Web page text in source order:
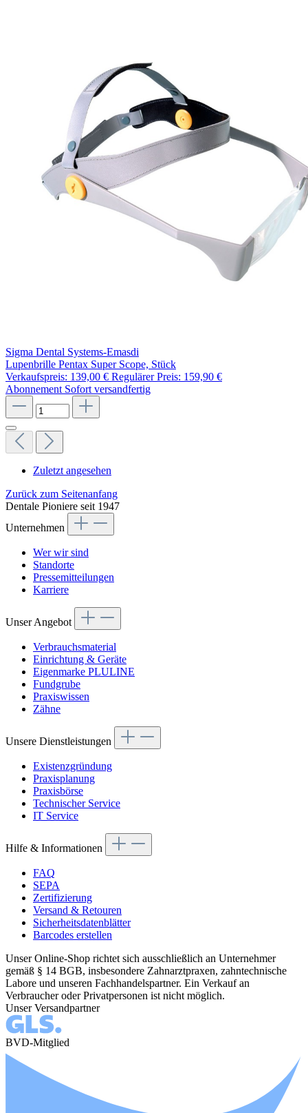
Sigma Dental Systems-Emasdi
Lupenbrille Pentax Super Scope, Stück
Verkaufspreis: 139,00 € Regulärer Preis: 159,90 €
Abonnement Sofort versandfertig
Zuletzt angesehen
Zurück zum Seitenanfang
Dentale Pioniere seit 1947
Unternehmen
Wer wir sind
Standorte
Pressemitteilungen
Karriere
Unser Angebot
Verbrauchsmaterial
Einrichtung & Geräte
Eigenmarke PLULINE
Fundgrube
Praxiswissen
Zähne
Unsere Dienstleistungen
Existenzgründung
Praxisplanung
Praxisbörse
Technischer Service
IT Service
Hilfe & Informationen
FAQ
SEPA
Zertifizierung
Versand & Retouren
Sicherheitsdatenblätter
Barcodes erstellen
Unser Online-Shop richtet sich ausschließlich an Unternehmer
gemäß § 14 BGB, insbesondere Zahnarztpraxen, zahntechnische
Labore und unseren Fachhandelspartner. Ein Verkauf an
Verbraucher oder Privatpersonen ist nicht möglich.
Unser Versandpartner
BVD-Mitglied